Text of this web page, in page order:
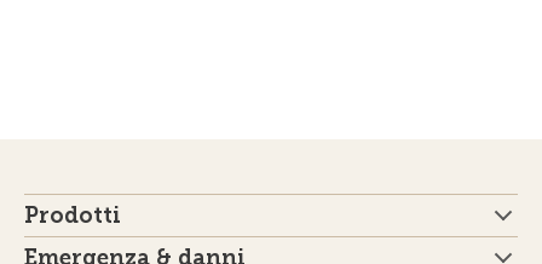
Prodotti
Emergenza & danni